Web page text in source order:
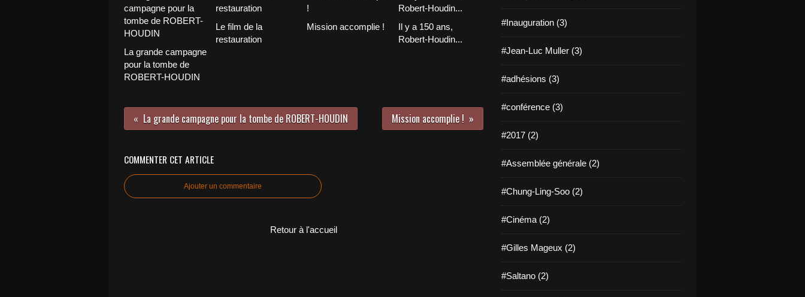
La grande campagne
pour la tombe de
ROBERT-HOUDIN
Le film de la
restauration
Mission accomplie !
Il y a 150 ans,
Robert-Houdin...
La grande campagne pour la tombe de ROBERT-HOUDIN Mission accomplie !
COMMENTER CET ARTICLE
Ajouter un commentaire
Retour à l'accueil
#Inauguration (3)
#Jean-Luc Muller (3)
#adhésions (3)
#conférence (3)
#2017 (2)
#Assemblée générale (2)
#Chung-Ling-Soo (2)
#Cinéma (2)
#Gilles Mageux (2)
#Saltano (2)